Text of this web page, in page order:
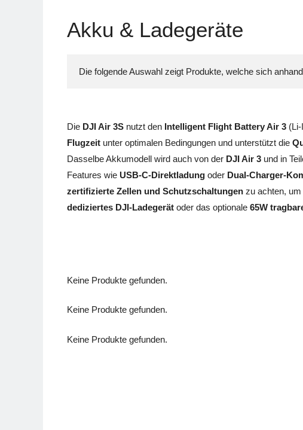
Akku & Ladegeräte
Die folgende Auswahl zeigt Produkte, welche sich
Die DJI Air 3S nutzt den Intelligent Flight Battery Air 3
Flugzeit unter optimalen Bedingungen und unterstützt die
Dasselbe Akkumodell wird auch von der DJI Air 3 und in
Features wie USB-C-Direktladung oder Dual-Charger-
zertifizierte Zellen und Schutzschaltungen zu achten,
dediziertes DJI-Ladegerät oder das optionale 65W
Keine Produkte gefunden.
Keine Produkte gefunden.
Keine Produkte gefunden.